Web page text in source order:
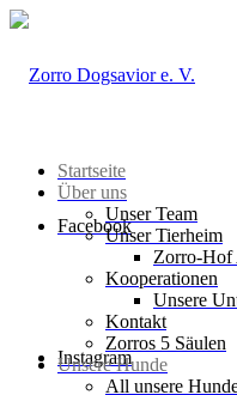
Facebook
Instagram
Startseite
Über uns
Unser Team
Unser Tierheim
Zorro-Hof
Kooperationen
Unsere
Kontakt
Zorros 5 Säulen
Unsere Hunde
All unsere